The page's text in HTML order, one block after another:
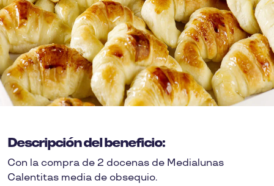
Descripción del beneficio:
Con la compra de 2 docenas de Medialunas
Calentitas media de obsequio.